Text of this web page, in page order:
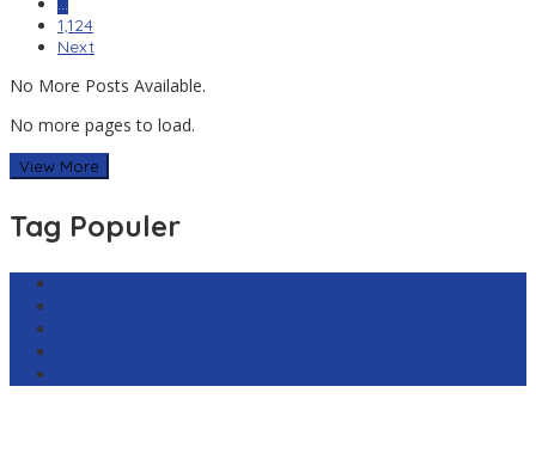
1,124
Next
No More Posts Available.
No more pages to load.
View More
Tag Populer